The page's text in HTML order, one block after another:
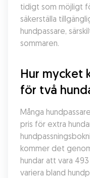
tidigt som möjligt
säkerställa
hundpassare,
sommaren.
Hur mycket
för två
Många
pris för extra
kommer det
hundar att vara
variera bland